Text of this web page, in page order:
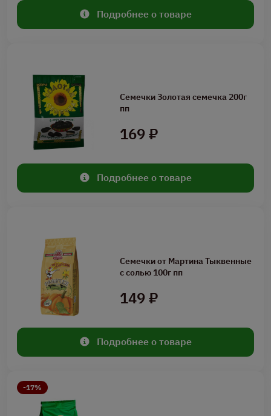
Подробнее о товаре
Семечки Золотая семечка 200г
пп
169 ₽
Подробнее о товаре
Семечки от Мартина Тыквенные
с солью 100г пп
149 ₽
Подробнее о товаре
-17%